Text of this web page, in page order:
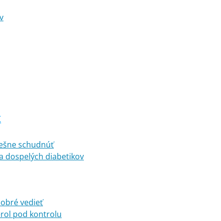
schudnúť
dospelých diabetikov
vedieť
pod kontrolu